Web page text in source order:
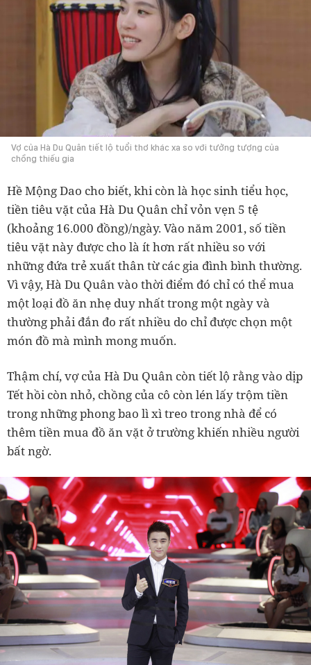
Vợ của Hà Du Quân tiết lộ tuổi thơ khác xa so với tưởng tượng của
chồng thiếu gia
Hề Mộng Dao cho biết, khi còn là học sinh tiểu học,
tiền tiêu vặt của Hà Du Quân chỉ vỏn vẹn 5 tệ
(khoảng 16.000 đồng)/ngày. Vào năm 2001, số tiền
tiêu vặt này được cho là ít hơn rất nhiều so với
những đứa trẻ xuất thân từ các gia đình bình thường.
Vì vậy, Hà Du Quân vào thời điểm đó chỉ có thể mua
một loại đồ ăn nhẹ duy nhất trong một ngày và
thường phải đắn đo rất nhiều do chỉ được chọn một
món đồ mà mình mong muốn.
Thậm chí, vợ của Hà Du Quân còn tiết lộ rằng vào dịp
Tết hồi còn nhỏ, chồng của cô còn lén lấy trộm tiền
trong những phong bao lì xì treo trong nhà để có
thêm tiền mua đồ ăn vặt ở trường khiến nhiều người
bất ngờ.